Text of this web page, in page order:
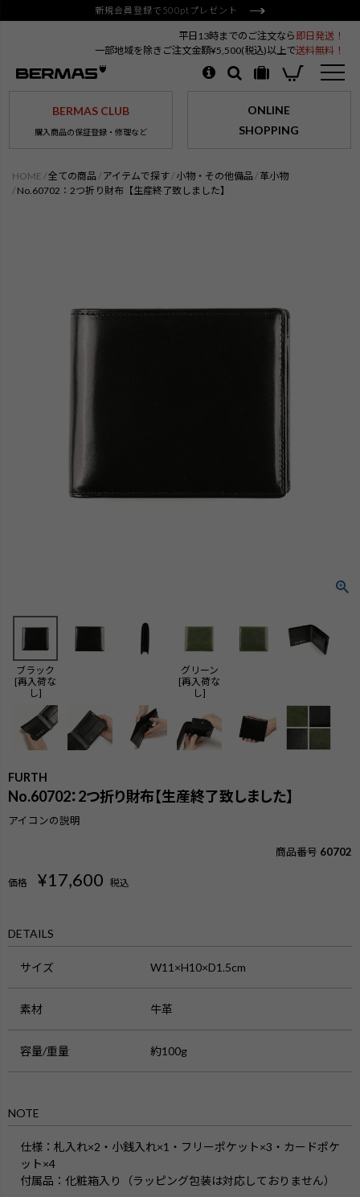
新規会員登録で500ptプレゼント
平日13時までのご注文なら 即日発送！
一部地域を除きご注文金額¥5,500(税込)以上で送料無料！
BERMAS CLUB
購入商品の保証登録・修理など
ONLINE
SHOPPING
HOME 全ての商品 アイテムで探す 小物・その他備品
革小物
No.60702：2つ折り財布【生産終了致しました】
ブラック
[再入荷な
し]
グリーン
[再入荷な
し]
FURTH
No.60702：2つ折り財布【生産終了致しました】
アイコンの説明
商品番号 60702
価格 ¥17,600 税込
DETAILS
サイズ W11×H10×D1.5cm
素材 牛革
容量/重量 約100g
NOTE
仕様： 札入れ×2・小銭入れ×1・フリーポケット×3・カードポケ
ット×4
付属品： 化粧箱入り（ラッピング包装は対応しておりません）